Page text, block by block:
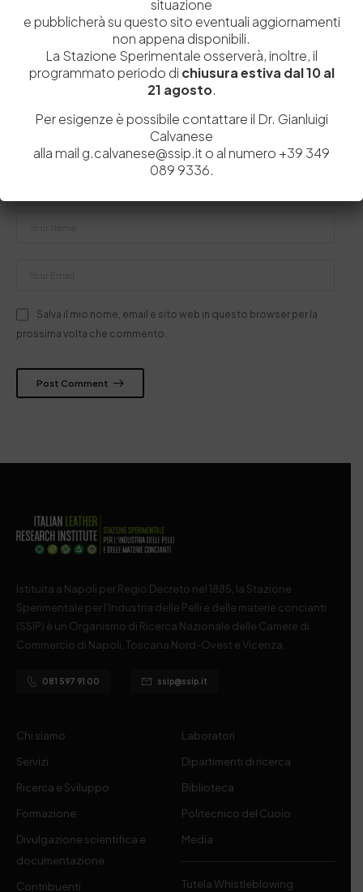
Lascia un commento
Il tuo indirizzo email non sarà pubblicato. I campi obbligatori sono
contrassegnati*
Salva il mio nome, email e sito web in questo browser per la
prossima volta che commento.
Post Comment
Istituita a Napoli per Regio Decreto nel 1885, la Stazione
Sperimentale per l’Industria delle Pelli e delle materie concianti
(SSIP) è un Organismo di Ricerca Nazionale delle Camere di
Commercio di Napoli, Toscana Nord-Ovest e Vicenza.
081 597 91 00 ssip@ssip.it
Chi siamo
Servizi
Ricerca e Sviluppo
Formazione
Divulgazione scientifica e
documentazione
Contribuenti
Laboratori
Dipartimenti di ricerca
Biblioteca
Politecnico del Cuoio
Media
Tutela Whistleblowing
situazione
e pubblicherà su questo sito eventuali aggiornamenti
non appena disponibili.
La Stazione Sperimentale osserverà, inoltre, il
programmato periodo di chiusura estiva dal 10 al
21 agosto.
Per esigenze è possibile contattare il Dr. Gianluigi
Calvanese
alla mail g.calvanese@ssip.it o al numero +39 349
089 9336.